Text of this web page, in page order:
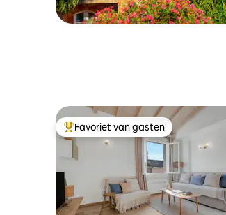
Topfavoriet van gasten
Favoriet van gasten